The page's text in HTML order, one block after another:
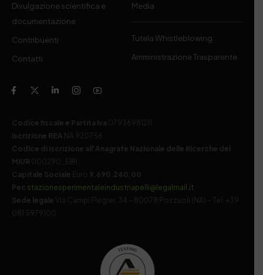
Divulgazione scientifica e
documentazione
Contribuenti
Contatti
Media
Tutela Whistleblowing
Amministrazione Trasparente
Codice fiscale e Partita Iva 07936981211
Iscrizione REA NA 920756
Codice di iscrizione all’Anagrafe Nazionale delle Ricerche del
MIUR 000290_EIRI
Capitale Sociale Euro 9.690.240,00
Pec stazionesperimentaleindustriapelli@legalmail.it
Sede legale
Via Campi Flegrei, 34 – 80078 Pozzuoli (NA) – Tel. +39
081 5979100